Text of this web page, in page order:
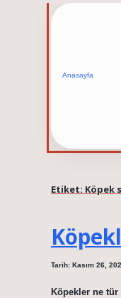
Anasayfa
Etiket: Köpek
Tarih: Kasım 26,
Köpekler ne